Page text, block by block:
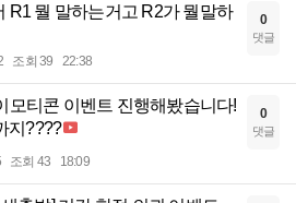
R1 뭘 말하는거고 R2가 뭘말하
조회 39 22:38
0
댓글
모티콘 이벤트 진행해봤습니다!
지????
조회 43 18:09
0
댓글